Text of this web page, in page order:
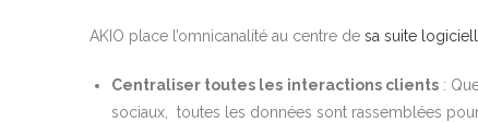
AKIO place l’omnicanalité au centre de sa suite
Centraliser toutes les interactions clients:
sociaux, toutes les données sont rassemblées